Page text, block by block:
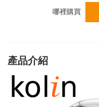
哪裡購買
產品介紹